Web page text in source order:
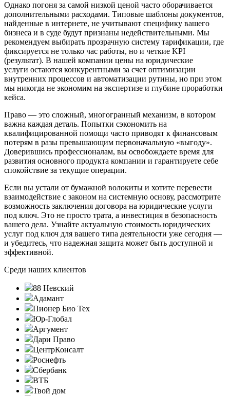
Однако погоня за самой низкой ценой часто оборачивается
дополнительными расходами. Типовые шаблоны документов,
найденные в интернете, не учитывают специфику вашего
бизнеса и в суде будут признаны недействительными. Мы
рекомендуем выбирать прозрачную систему тарификации, где
фиксируется не только час работы, но и четкие KPI
(результат). В нашей компании цены на юридические
услуги остаются конкурентными за счет оптимизации
внутренних процессов и автоматизации рутины, но при этом
мы никогда не экономим на экспертизе и глубине проработки
кейса.
Право — это сложный, многогранный механизм, в котором
важна каждая деталь. Попытки сэкономить на
квалифицированной помощи часто приводят к финансовым
потерям в разы превышающим первоначальную «выгоду».
Доверившись профессионалам, вы освобождаете время для
развития основного продукта компании и гарантируете себе
спокойствие за текущие операции.
Если вы устали от бумажной волокиты и хотите перевести
взаимодействие с законом на системную основу, рассмотрите
возможность заключения договора на юридические услуги
под ключ. Это не просто трата, а инвестиция в безопасность
вашего дела. Узнайте актуальную стоимость юридических
услуг под ключ для вашего типа деятельности уже сегодня —
и убедитесь, что надежная защита может быть доступной и
эффективной.
Среди наших клиентов
88 Невский
Адамант
Пионер Био Тех
Юр-Глобал
Аргумент
Дари Право
ЦентрКонсалт
Роснефть
Сбербанк
ВТБ
Твой дом